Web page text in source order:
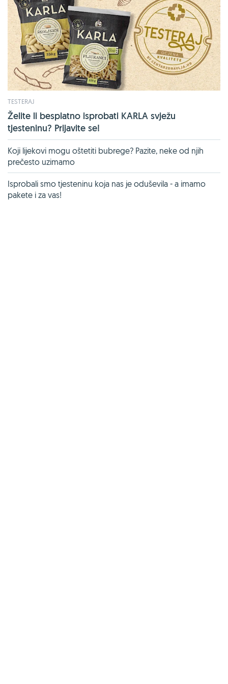
TESTERAJ
Želite li besplatno isprobati KARLA svježu
tjesteninu? Prijavite se!
Koji lijekovi mogu oštetiti bubrege? Pazite, neke od njih
prečesto uzimamo
Isprobali smo tjesteninu koja nas je oduševila - a imamo
pakete i za vas!